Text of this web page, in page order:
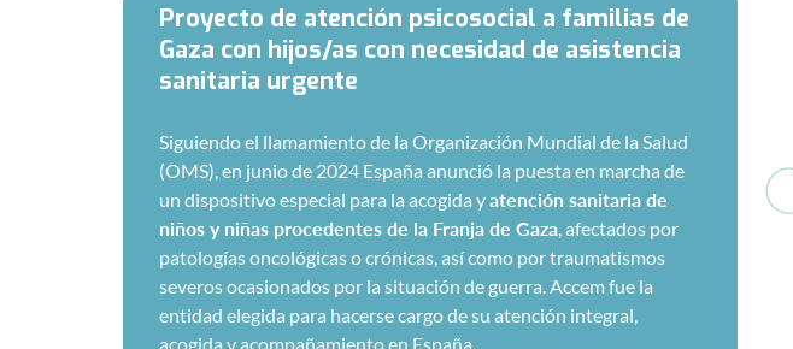
Proyecto de atención psicosocial a familias de
Gaza con hijos/as con necesidad de asistencia
sanitaria urgente
Siguiendo el llamamiento de la Organización Mundial de la Salud
(OMS), en junio de 2024 España anunció la puesta en marcha de
un dispositivo especial para la acogida yatención sanitaria de
niños y niñas procedentes de la Franja de Gaza, afectados por
patologías oncológicas o crónicas, así como por traumatismos
severos ocasionados por la situación de guerra. Accem fue la
entidad elegida para hacerse cargo de su atención integral,
acogida y acompañamiento en España.